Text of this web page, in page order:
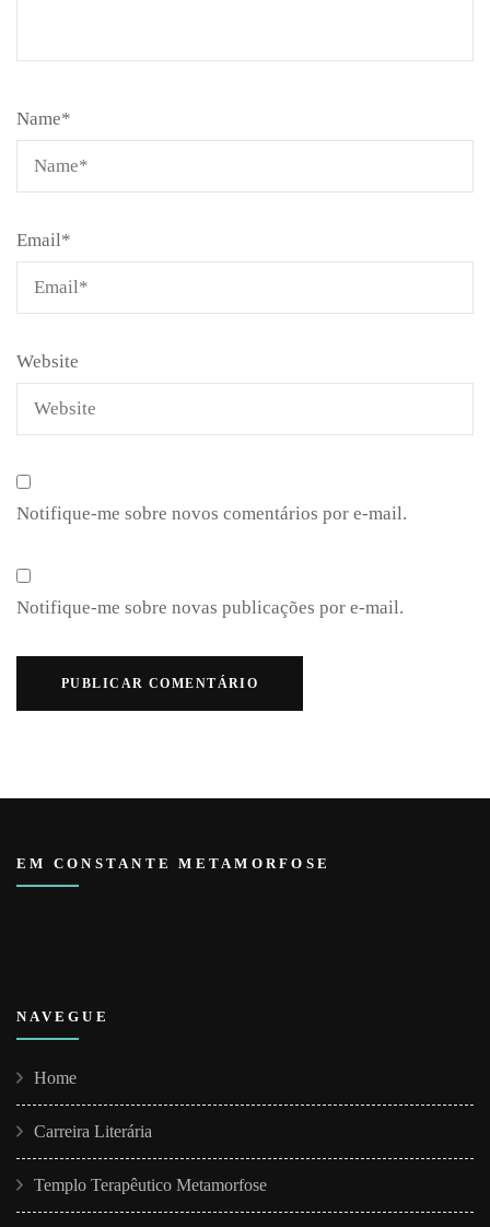
Name*
Email*
Website
Notifique-me sobre novos comentários por e-mail.
Notifique-me sobre novas publicações por e-mail.
EM CONSTANTE METAMORFOSE
NAVEGUE
Home
Carreira Literária
Templo Terapêutico Metamorfose